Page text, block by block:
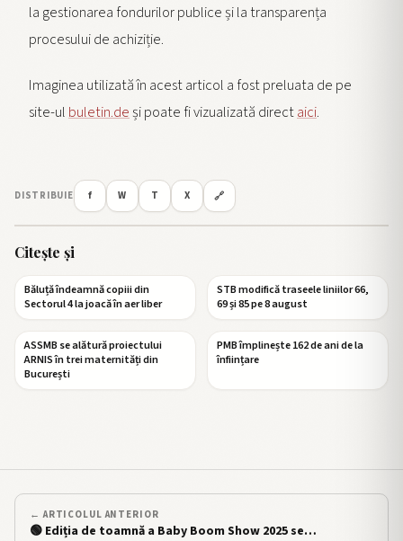
la gestionarea fondurilor publice și la transparența
procesului de achiziție.
Imaginea utilizată în acest articol a fost preluata de pe
site-ulbuletin.deși poate fi vizualizată directaici.
DISTRIBUIE f W T X 🔗
Citește și
Băluță îndeamnă copiii din
Sectorul 4 la joacă în aer liber
STB modifică traseele liniilor 66,
69 și 85 pe 8 august
ASSMB se alătură proiectului
ARNIS în trei maternități din
București
PMB împlinește 162 de ani de la
înființare
← ARTICOLUL ANTERIOR
🟢 Ediția de toamnă a Baby Boom Show 2025 se…